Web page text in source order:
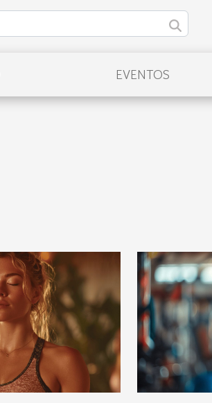
EVENTOS